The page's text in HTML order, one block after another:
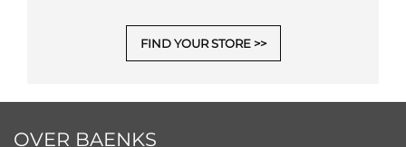
FIND YOUR STORE
OVER BAENKS